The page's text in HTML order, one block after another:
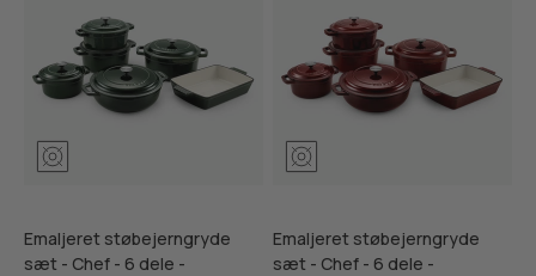
Skifersort
Emaljeret støbejerngryde
sæt - Chef - 6 dele -
Emaljeret støbejerngryde
sæt - Chef - 6 dele -